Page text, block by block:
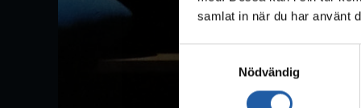
samlat in när du har använt
S
Nödvändig